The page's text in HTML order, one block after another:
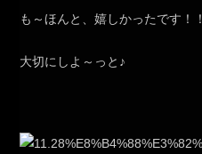
も～ほんと、嬉しかったです！！
大切にしよ～っと♪